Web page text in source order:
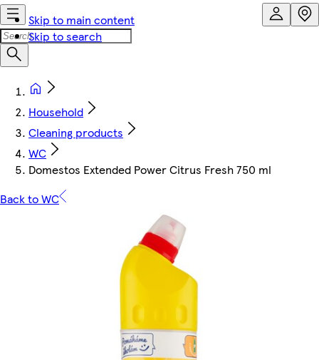
Skip to main content
Skip to search
Household
Cleaning products
WC
Domestos Extended Power Citrus Fresh 750 ml
Back to WC